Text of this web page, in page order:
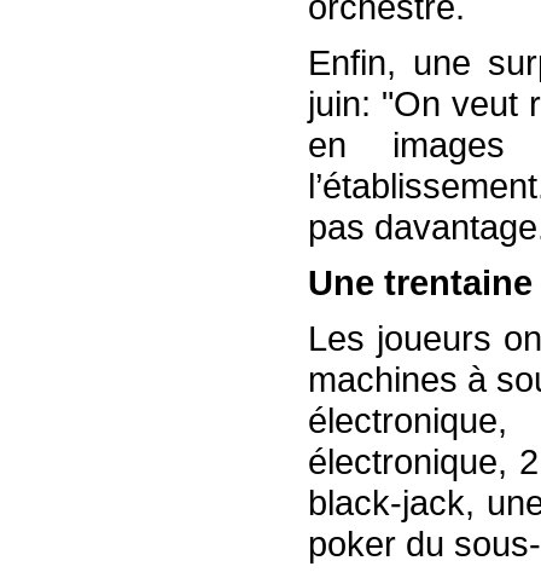
Enfin, une
juin: "On veut
en
pas
Une
Les joueurs
machines à
électronique,
black-jack,
poker du